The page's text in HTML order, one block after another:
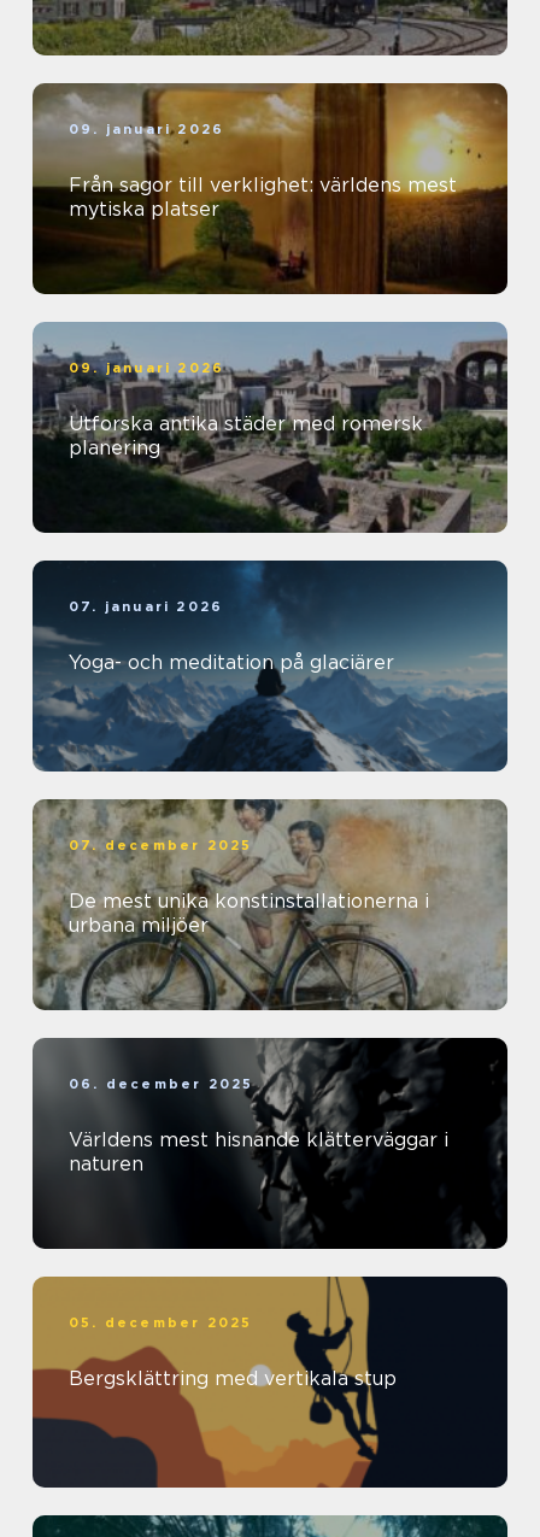
09. januari 2026
Från sagor till verklighet: världens mest
mytiska platser
09. januari 2026
Utforska antika städer med romersk
planering
07. januari 2026
Yoga- och meditation på glaciärer
07. december 2025
De mest unika konstinstallationerna i
urbana miljöer
06. december 2025
Världens mest hisnande klätterväggar i
naturen
05. december 2025
Bergsklättring med vertikala stup